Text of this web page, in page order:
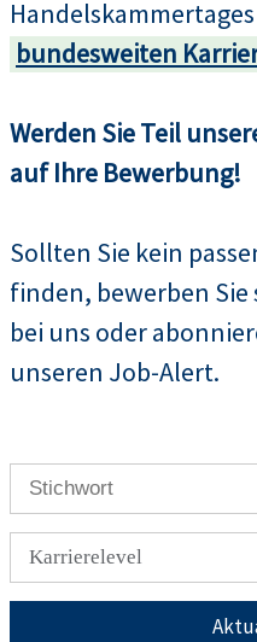
bundesweiten
Werden Sie Teil
auf Ihre Bewerbung!
Sollten Sie kein
finden, bewerben Sie
bei uns oder
unseren Job-Alert.
Karrierelevel